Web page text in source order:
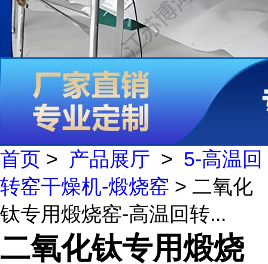
首页 > 产品展厅 > 5-高温回
转窑干燥机-煅烧窑 > 二氧化
钛专用煅烧窑-高温回转...
二氧化钛专用煅烧